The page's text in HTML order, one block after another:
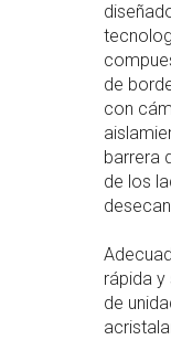
de
con
barrera
de los
rápida y
de